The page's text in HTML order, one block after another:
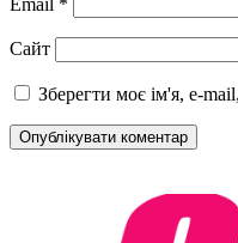
Сайт
Зберегти моє ім'я, e-